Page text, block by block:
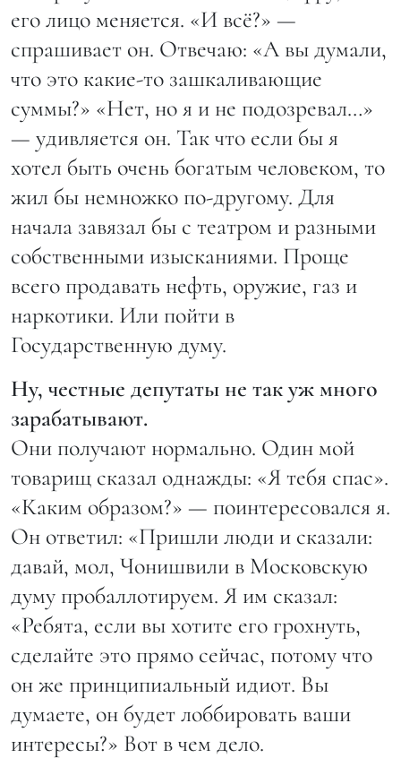
его лицо меняется. «И всё?» —
спрашивает он. Отвечаю: «А вы думали,
что это какие-то зашкаливающие
суммы?» «Нет, но я и не подозревал…»
— удивляется он. Так что если бы я
хотел быть очень богатым человеком, то
жил бы немножко по-другому. Для
начала завязал бы с театром и разными
собственными изысканиями. Проще
всего продавать нефть, оружие, газ и
наркотики. Или пойти в
Государственную думу.
Ну, честные депутаты не так уж много
зарабатывают.
Они получают нормально. Один мой
товарищ сказал однажды: «Я тебя спас».
«Каким образом?» — поинтересовался я.
Он ответил: «Пришли люди и сказали:
давай, мол, Чони­швили в Московскую
думу пробаллотируем. Я им сказал:
«Ребята, если вы хотите его грохнуть,
сделайте это прямо сейчас, потому что
он же принципиальный идиот. Вы
думаете, он будет лоббировать ваши
интересы?» Вот в чем дело.